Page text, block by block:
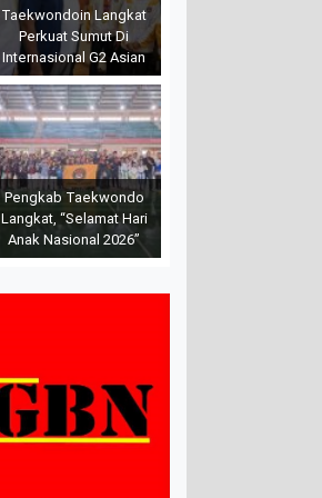
Taekwondoin Langkat
Perkuat Sumut Di
Internasional G2 Asian
Pengkab Taekwondo
Langkat, “Selamat Hari
Anak Nasional 2026”